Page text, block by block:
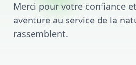
Merci pour votre confiance
aventure au service de la
rassemblent.